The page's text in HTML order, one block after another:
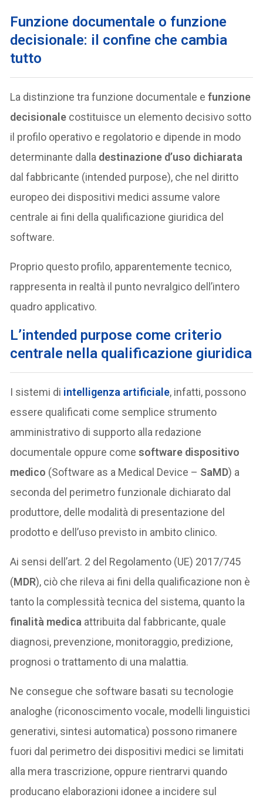
Funzione documentale o funzione
decisionale: il confine che cambia
tutto
La distinzione tra funzione documentale efunzione
decisionale costituisce un elemento decisivo sotto
il profilo operativo e regolatorio e dipende in modo
determinante dalla destinazione d’uso dichiarata
dal fabbricante (intended purpose), che nel diritto
europeo dei dispositivi medici assume valore
centrale ai fini della qualificazione giuridica del
software.
Proprio questo profilo, apparentemente tecnico,
rappresenta in realtà il punto nevralgico dell’intero
quadro applicativo.
L’intended purpose come criterio
centrale nella qualificazione giuridica
I sistemi di intelligenza artificiale, infatti, possono
essere qualificati come semplice strumento
amministrativo di supporto alla redazione
documentale oppure comesoftware dispositivo
medico (Software as a Medical Device – SaMD) a
seconda del perimetro funzionale dichiarato dal
produttore, delle modalità di presentazione del
prodotto e dell’uso previsto in ambito clinico.
Ai sensi dell’art. 2 del Regolamento (UE) 2017/745
(MDR), ciò che rileva ai fini della qualificazione non è
tanto la complessità tecnica del sistema, quanto la
finalità medica attribuita dal fabbricante, quale
diagnosi, prevenzione, monitoraggio, predizione,
prognosi o trattamento di una malattia.
Ne consegue che software basati su tecnologie
analoghe (riconoscimento vocale, modelli linguistici
generativi, sintesi automatica) possono rimanere
fuori dal perimetro dei dispositivi medici se limitati
alla mera trascrizione, oppure rientrarvi quando
producano elaborazioni idonee a incidere sul